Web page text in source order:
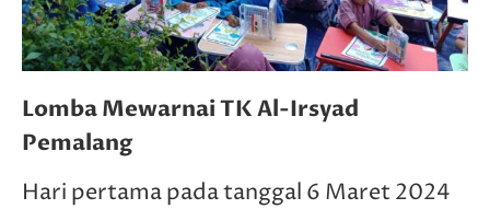
Lomba Mewarnai TK Al-Irsyad
Pemalang
Hari pertama pada tanggal 6 Maret 2024